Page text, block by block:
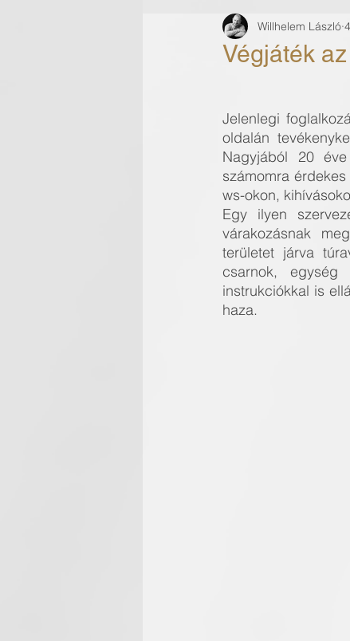
Astro fotózás Csillag fotózás
Végjáték
Willhelem László
Jelenlegi
oldalán
Nagyjából 20
számomra
ws-okon,
Egy ilyen
várakozásnak
területet járva
csarnok, egység
instrukciókkal is
haza.